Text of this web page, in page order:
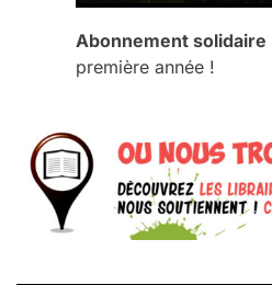
Abonnement solidaire
première année !